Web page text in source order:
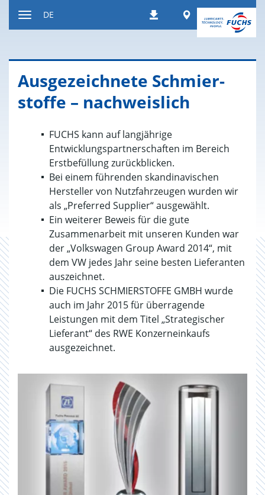
Inhalt
DownloadsWorldwide
DE
Aus­ge­zeich­ne­te Schmier­
stof­fe – nach­weis­lich
FUCHS kann auf langjährige
Entwicklungspartnerschaften im Bereich
Erstbefüllung zurückblicken.
Bei einem führenden skandinavischen
Hersteller von Nutzfahrzeugen wurden wir
als „Preferred Supplier“ ausgewählt.
Ein weiterer Beweis für die gute
Zusammenarbeit mit unseren Kunden war
der „Volkswagen Group Award 2014“, mit
dem VW jedes Jahr seine besten Lieferanten
auszeichnet.
Die FUCHS SCHMIERSTOFFE GMBH wurde
auch im Jahr 2015 für überragende
Leistungen mit dem Titel „Strategischer
Lieferant“ des RWE Konzerneinkaufs
ausgezeichnet.